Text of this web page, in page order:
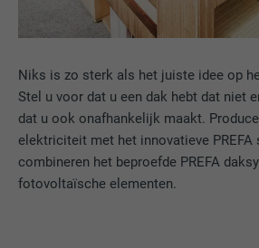
Niks is zo sterk als het juiste idee op
Stel u voor dat u een dak hebt dat niet
dat u ook onafhankelijk maakt.
elektriciteit met het innovatieve PREFA
combineren het beproefde PREFA
fotovoltaïsche elementen.